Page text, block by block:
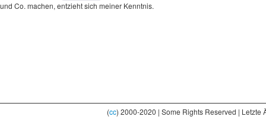
und Co. machen, entzieht sich meiner Kenntnis.
(cc) 2000-2020 | Some Rights Reserved |